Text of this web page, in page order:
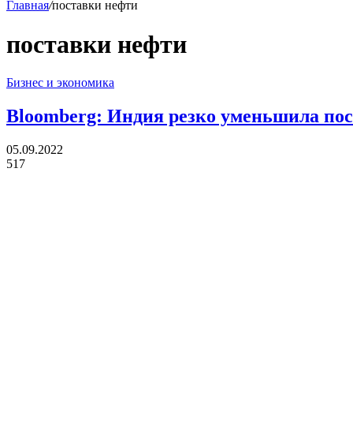
Главная/поставки нефти
поставки нефти
Бизнес и экономика
Bloomberg: Индия резко уменьшила
05.09.2022
517